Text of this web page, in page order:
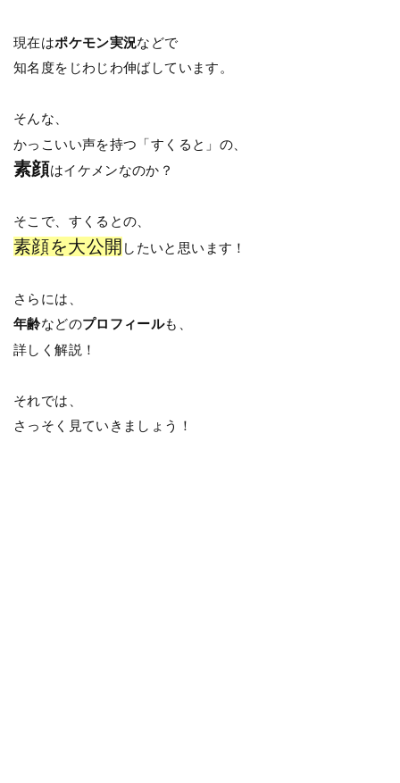
現在はポケモン実況などで
知名度をじわじわ伸ばしています。
そんな、
かっこいい声を持つ「すくると」の、
素顔はイケメンなのか？
そこで、すくるとの、
素顔を大公開 したいと思います！
さらには、
年齢などのプロフィールも、
詳しく解説！
それでは、
さっそく見ていきましょう！